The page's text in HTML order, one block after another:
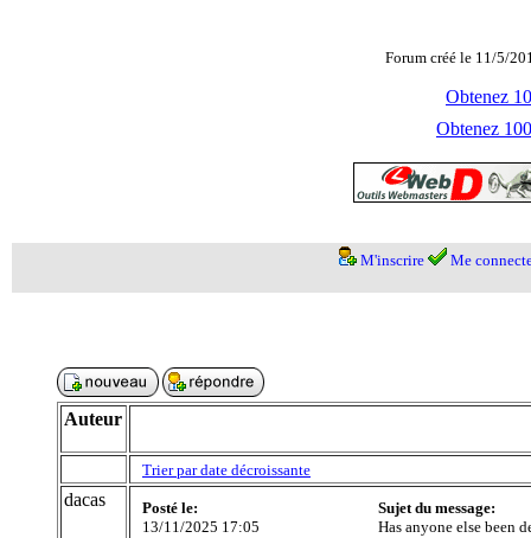
Forum créé le 11/5/
Obtenez
Obtenez
M'inscrire Me
Auteur
Trier par date décroissante
dacas
Posté le:
13/11/2025 17:05
Sujet du message:
Has anyone else been